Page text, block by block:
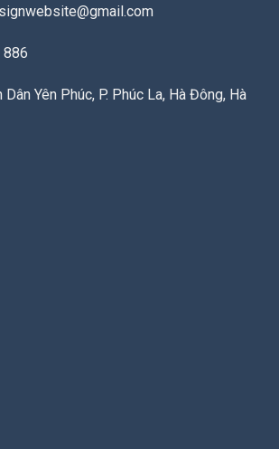
886
Yên Phúc, P. Phúc La, Hà Đông, Hà